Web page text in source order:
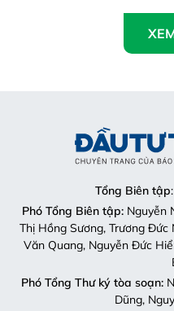
Tổng Biên tập
Phó Tổng Biên tập:Nguyễn
Thị Hồng Sương, Trương Đức
Văn Quang, Nguyễn Đức
Phó Tổng Thư ký tòa soạn:
Dũng,